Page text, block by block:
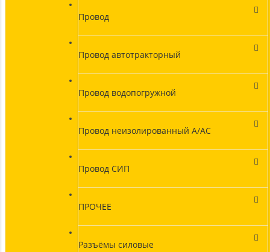
Провод
Провод автотракторный
Провод водопогружной
Провод неизолированный А/АС
Провод СИП
ПРОЧЕЕ
Разъёмы силовые